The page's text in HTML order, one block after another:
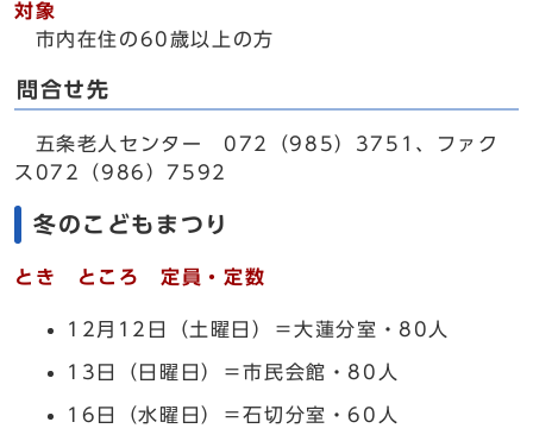
対象
市内在住の60歳以上の方
問合せ先
五条老人センター 072（985）3751、ファク
ス072（986）7592
冬のこどもまつり
とき ところ 定員・定数
12月12日（土曜日）＝大蓮分室・80人
13日（日曜日）＝市民会館・80人
16日（水曜日）＝石切分室・60人